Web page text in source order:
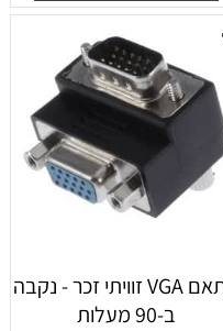
מתאם VGA זוויתי זכר - נקבה
ב-90 מעלות